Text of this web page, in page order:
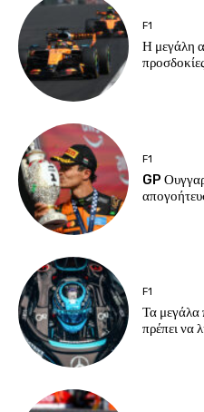
F1
Η μεγάλη
F1
GP
F1
Τα
πρέπει